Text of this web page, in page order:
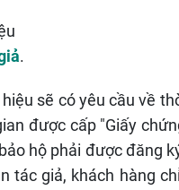
.
sẽ có yêu cầu về
được cấp "Giấy
hộ phải được đăng
tác giả, khách hàng